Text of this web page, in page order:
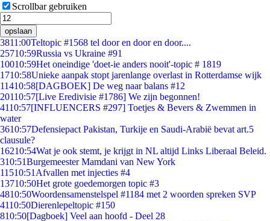
Scrollbar gebruiken
opslaan
3811:00Teltopic #1568 tel door en door en door....
25710:59Russia vs Ukraine #91
10010:59Het oneindige 'doet-ie anders nooit'-topic # 1819
1710:58Unieke aanpak stopt jarenlange overlast in Rotterdamse wijk
11410:58[DAGBOEK] De weg naar balans #12
20110:57[Live Eredivisie #1786] We zijn begonnen!
4110:57[INFLUENCERS #297] Toetjes & Bevers & Zwemmen in
water
3610:57Defensiepact Pakistan, Turkije en Saudi-Arabië bevat art.5
clausule?
16210:54Wat je ook stemt, je krijgt in NL altijd Links Liberaal Beleid.
310:51Burgemeester Mamdani van New York
11510:51 Afvallen met injecties #4
13710:50Het grote goedemorgen topic #3
4810:50Woordensamenstelspel #1184 met 2 woorden spreken SVP
4110:50Dierenlepeltopic #150
810:50[Dagboek] Veel aan hoofd - Deel 28